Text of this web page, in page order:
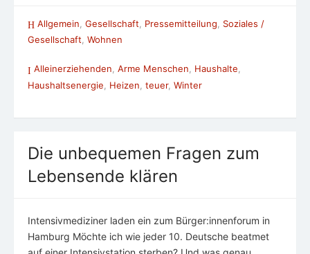
Allgemein Gesellschaft Pressemitteilung
Soziales /
Gesellschaft, Wohnen
Alleinerziehenden, Arme Menschen, Haushalte,
Haushaltsenergie
Heizen teuer, Winter
Die unbequemen Fragen zum
Lebensende klären
Intensivmediziner laden ein zum Bürger:innenforum in
Hamburg Möchte ich wie jeder 10. Deutsche beatmet